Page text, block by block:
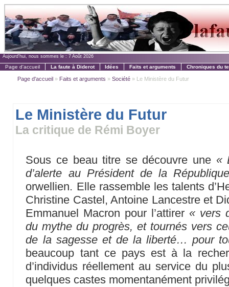
Aujourd'hui, nous sommes le : 7 Août 2026
Page d'accueil La faute à Diderot Idées Faits et arguments Chroniques du
Page d'accueil » Faits et arguments »Société » Le Ministère du Futur
Le Ministère du Futur
La critique de Rémi Boyer
Sous ce beau titre se découvre une «
d’alerte au Président de la
orwellien. Elle rassemble les talents
Christine Castel, Antoine Lancestre et
Emmanuel Macron pour l’attirer « vers
du mythe du progrès, et tournés vers
de la sagesse et de la liberté… pour
beaucoup tant ce pays est à la
d’individus réellement au service du
quelques castes momentanément